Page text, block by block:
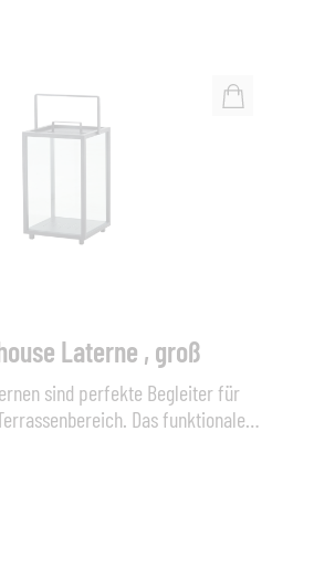
lava grey
Laterne , groß
sind perfekte Begleiter für
Das funktionale
schafft eine perfekte
Sonnenuntergang an